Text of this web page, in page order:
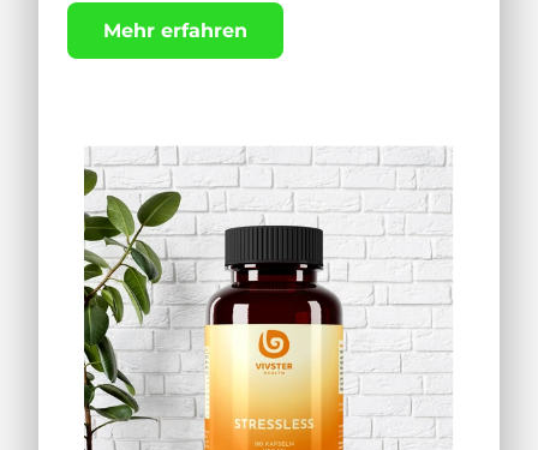
Mehr erfahren